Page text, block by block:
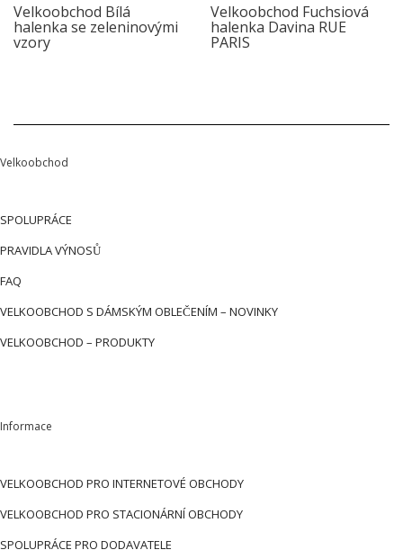
Velkoobchod Bílá
halenka se zeleninovými
vzory
Velkoobchod Fuchsiová
halenka Davina RUE
PARIS
Velkoobchod
SPOLUPRÁCE
PRAVIDLA VÝNOSŮ
FAQ
VELKOOBCHOD S DÁMSKÝM OBLEČENÍM – NOVINKY
VELKOOBCHOD – PRODUKTY
Informace
VELKOOBCHOD PRO INTERNETOVÉ OBCHODY
VELKOOBCHOD PRO STACIONÁRNÍ OBCHODY
SPOLUPRÁCE PRO DODAVATELE